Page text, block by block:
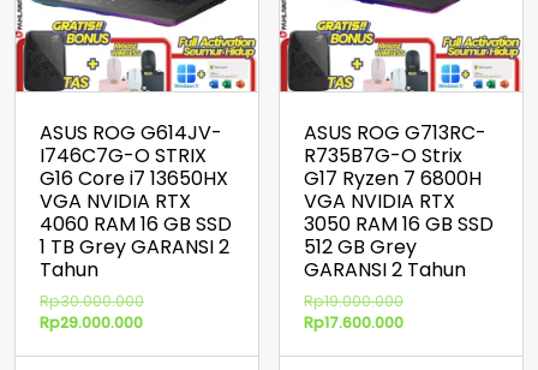
ASUS ROG G614JV-
I746C7G-O STRIX
G16 Core i7 13650HX
VGA NVIDIA RTX
4060 RAM 16 GB SSD
1 TB Grey GARANSI 2
Tahun
Rp30.000.000Harga
Rp29.000.000Harga
ASUS ROG G713RC-
R735B7G-O Strix
G17 Ryzen 7 6800H
VGA NVIDIA RTX
3050 RAM 16 GB SSD
512 GB Grey
GARANSI 2 Tahun
Rp19.000.000Harga
aslinya
Rp17.600.000Harga